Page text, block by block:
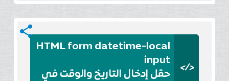
share
</>
HTML form datetime-local
input
حقل إدخال التاريخ والوقت في